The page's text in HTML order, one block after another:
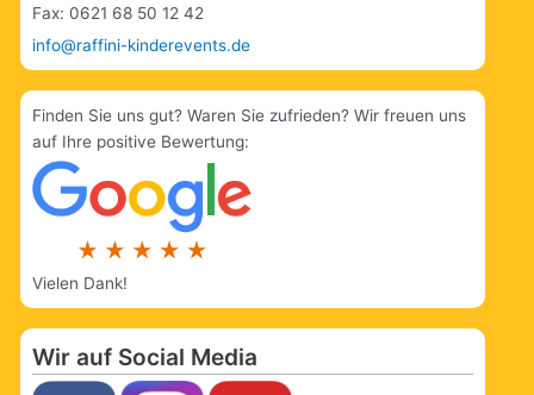
Fax: 0621 68 50 12 42
info@raffini-kinderevents.de
Finden Sie uns gut? Waren Sie zufrieden? Wir freuen uns
auf Ihre positive Bewertung:
Vielen Dank!
Wir auf Social Media